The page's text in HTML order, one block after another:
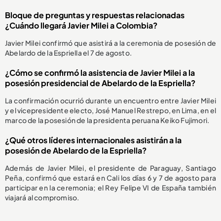
Bloque de preguntas y respuestas relacionadas
¿Cuándo llegará Javier Milei a Colombia?
Javier Milei confirmó que asistirá a la ceremonia de posesión de
Abelardo de la Espriella el 7 de agosto.
¿Cómo se confirmó la asistencia de Javier Milei a la
posesión presidencial de Abelardo de la Espriella?
La confirmación ocurrió durante un encuentro entre Javier Milei
y el vicepresidente electo, José Manuel Restrepo, en Lima, en el
marco de la posesión de la presidenta peruana Keiko Fujimori.
¿Qué otros líderes internacionales asistirán a la
posesión de Abelardo de la Espriella?
Además de Javier Milei, el presidente de Paraguay, Santiago
Peña, confirmó que estará en Cali los días 6 y 7 de agosto para
participar en la ceremonia; el Rey Felipe VI de España también
viajará al compromiso.